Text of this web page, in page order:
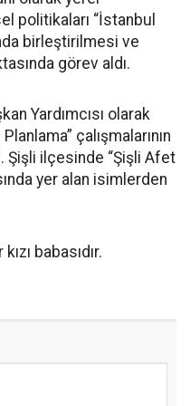
politikaları “İstanbul
birleştirilmesi ve
görev aldı.
Yardımcısı olarak
çalışmalarının
Şişli ilçesinde “Şişli Afet
yer alan isimlerden
babasıdır.